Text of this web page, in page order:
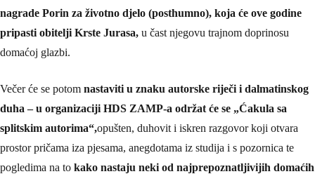
nagrade Porin za životno djelo (posthumno), koja će ove godine
pripasti obitelji Krste Jurasa, u čast njegovu trajnom doprinosu
domaćoj glazbi.
Večer će se potom nastaviti u znaku autorske riječi i dalmatinskog
duha – u organizaciji HDS ZAMP-a održat će se „Ćakula sa
splitskim autorima“,opušten, duhovit i iskren razgovor koji otvara
prostor pričama iza pjesama, anegdotama iz studija i s pozornica te
pogledima na to kako nastaju neki od najprepoznatljivijih domaćih